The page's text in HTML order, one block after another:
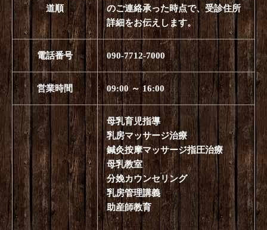
道順
のご連絡承った時点で、受診住所
詳細をお伝えします。
電話番号 090-7712-7000
営業時間 09:00 ～ 16:00
母乳育児指導
乳房マッサージ治療
鍼灸按摩マッサージ指圧治療
母乳教室
分娩カウンセリング
乳房管理講義
助産師教育